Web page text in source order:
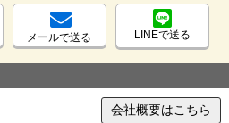
メールで送る LINEで送る
会社概要はこちら